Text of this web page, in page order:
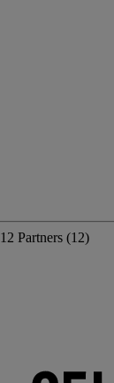
12 Partners (12)